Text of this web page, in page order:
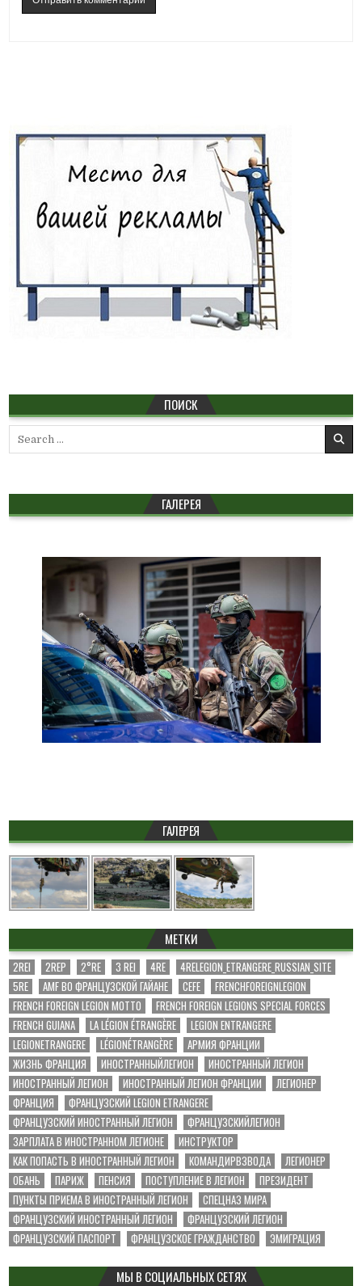
ПОИСК
ГАЛЕРЕЯ
ГАЛЕРЕЯ
МЕТКИ
2REI 2REP 2°RE 3 REI 4RE
4RELEGION_ETRANGERE_RUSSIAN_SITE
5RE
AMF ВО ФРАНЦУЗСКОЙ ГАЙАНЕ CEFE
FRENCHFOREIGNLEGION
FRENCH FOREIGN LEGION MOTTO
FRENCH FOREIGN LEGIONS SPECIAL FORCES
FRENCH GUIANA
LA LÉGION ÉTRANGÈRE
LEGION ENTRANGERE
LEGIONETRANGERE
LÉGIONÉTRANGÈRE
АРМИЯ ФРАНЦИИ
ЖИЗНЬ ФРАНЦИЯ
ИНОСТРАННЫЙЛЕГИОН
ИНОСТРАННЫЙ ЛЕГИОН
ИНОСТРАННЫЙ ЛЕГИОН
ИНОСТРАННЫЙ ЛЕГИОН ФРАНЦИИ
ЛЕГИОНЕР
ФРАНЦИЯ
ФРАНЦУЗСКИЙ LEGION ETRANGERE
ФРАНЦУЗСКИЙ ИНОСТРАННЫЙ ЛЕГИОН
ФРАНЦУЗСКИЙЛЕГИОН
ЗАРПЛАТА В ИНОСТРАННОМ ЛЕГИОНЕ
ИНСТРУКТОР
КАК ПОПАСТЬ В ИНОСТРАННЫЙ ЛЕГИОН
КОМАНДИРВЗВОДА
ЛЕГИОНЕР
ОБАНЬ
ПАРИЖ ПЕНСИЯ ПОСТУПЛЕНИЕ В ЛЕГИОН
ПРЕЗИДЕНТ
ПУНКТЫ ПРИЕМА В ИНОСТРАННЫЙ ЛЕГИОН
СПЕЦНАЗ МИРА
ФРАНЦУЗСКИЙ ИНОСТРАННЫЙ ЛЕГИОН
ФРАНЦУЗСКИЙ ЛЕГИОН
ФРАНЦУЗСКИЙ ПАСПОРТ
ФРАНЦУЗСКОЕ ГРАЖДАНСТВО ЭМИГРАЦИЯ
МЫ В СОЦИАЛЬНЫХ СЕТЯХ